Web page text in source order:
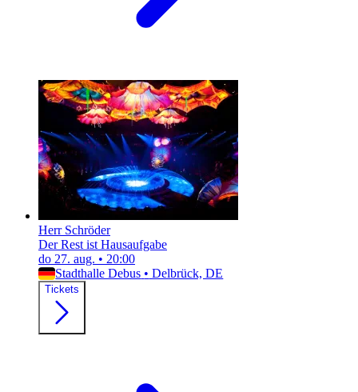
Herr Schröder
Der Rest ist Hausaufgabe
do 27. aug. • 20:00
Stadthalle Debus • Delbrück, DE
Tickets